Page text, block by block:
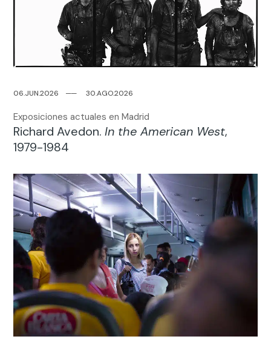
06.JUN.2026── 30.AGO.2026
Exposiciones actuales en Madrid
Richard Avedon.In the American West,
1979-1984